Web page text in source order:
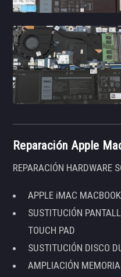
Reparación Apple
REPARACIÓN HARDWARE
APPLE iMAC
SUSTITUCIÓN
TOUCH PAD
SUSTITUCIÓN DISCO
AMPLIACIÓN